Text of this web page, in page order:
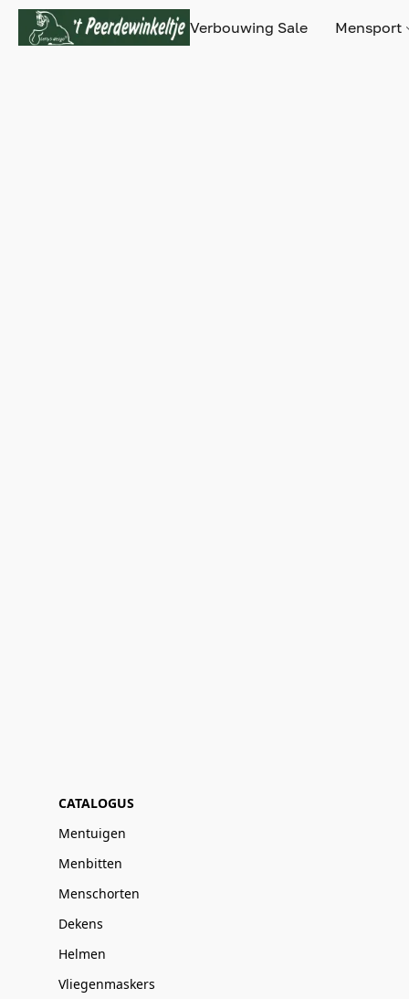
Verbouwing Sale Mensport
CATALOGUS
Mentuigen
Menbitten
Menschorten
Dekens
Helmen
Vliegenmaskers